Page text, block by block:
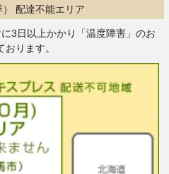
配達不能エリア
3日以上かかり「温度障害」のお
ります。